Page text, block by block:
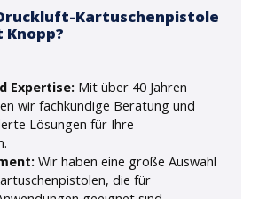
Kartuschenpistole
Expertise: Mit über 40 Jahren
wir fachkundige Beratung und
Lösungen für Ihre
Wir haben eine große Auswahl
die für